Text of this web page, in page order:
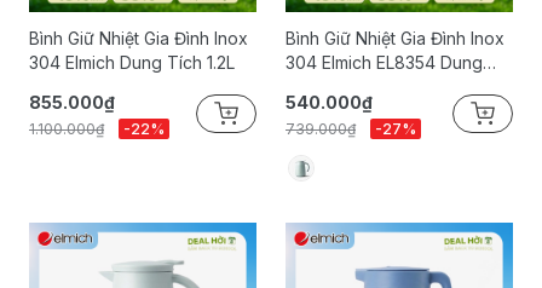
Bình Giữ Nhiệt Gia Đình Inox
304 Elmich Dung Tích 1.2L
855.000₫
1.100.000₫ -22%
Bình Giữ Nhiệt Gia Đình Inox
304 Elmich EL8354 Dung
540.000₫
739.000₫ -27%